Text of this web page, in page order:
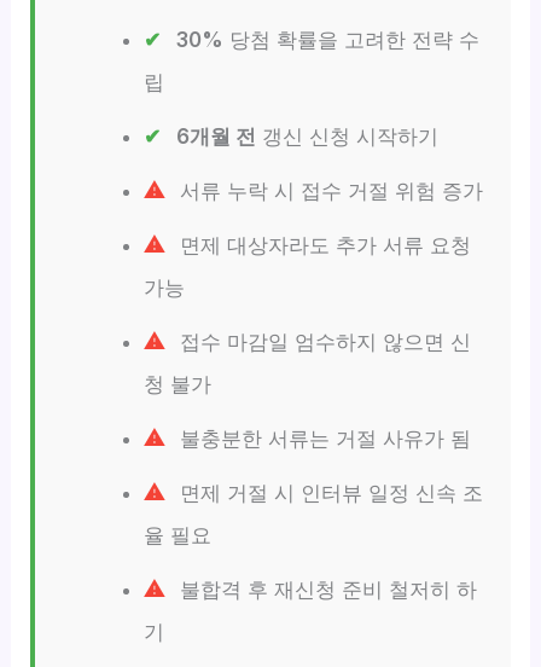
30% 당첨 확률을 고려한 전략 수
립
6개월 전 갱신 신청 시작하기
서류 누락 시 접수 거절 위험 증가
면제 대상자라도 추가 서류 요청
가능
접수 마감일 엄수하지 않으면 신
청 불가
불충분한 서류는 거절 사유가 됨
면제 거절 시 인터뷰 일정 신속 조
율 필요
불합격 후 재신청 준비 철저히 하
기